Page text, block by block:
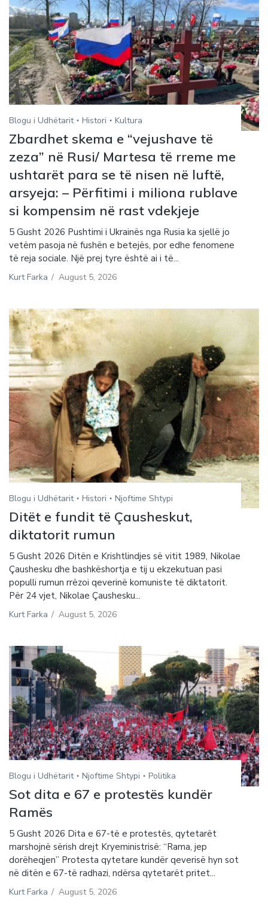
Blogu i Udhëtarit Histori Kultura
Zbardhet skema e “vejushave të
zeza” në Rusi/ Martesa të rreme me
ushtarët para se të nisen në luftë,
arsyeja: – Përfitimi i miliona rublave
si kompensim në rast vdekjeje
5 Gusht 2026 Pushtimi i Ukrainës nga Rusia ka sjellë jo
vetëm pasoja në fushën e betejës, por edhe fenomene
të reja sociale. Një prej tyre është ai i të...
Kurt Farka / August 5, 2026
Blogu i Udhëtarit Histori Njoftime Shtypi
Ditët e fundit të Çausheskut,
diktatorit rumun
5 Gusht 2026 Ditën e Krishtlindjes së vitit 1989, Nikolae
Çaushesku dhe bashkëshortja e tij u ekzekutuan pasi
populli rumun rrëzoi qeverinë komuniste të diktatorit.
Për 24 vjet, Nikolae Çaushesku...
Kurt Farka / August 5, 2026
Blogu i Udhëtarit Njoftime Shtypi Politika
Sot dita e 67 e protestës kundër
Ramës
5 Gusht 2026 Dita e 67-të e protestës, qytetarët
marshojnë sërish drejt Kryeministrisë: “Rama, jep
dorëheqjen” Protesta qytetare kundër qeverisë hyn sot
në ditën e 67-të radhazi, ndërsa qytetarët pritet...
Kurt Farka / August 5, 2026